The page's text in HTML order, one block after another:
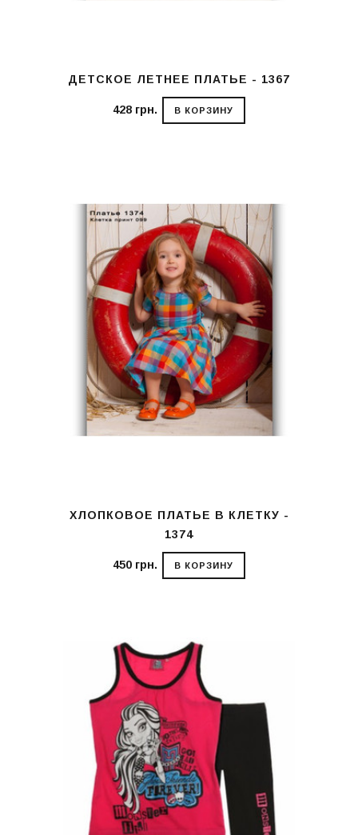
ДЕТСКОЕ ЛЕТНЕЕ ПЛАТЬЕ - 1367
428 грн. В КОРЗИНУ
ХЛОПКОВОЕ ПЛАТЬЕ В КЛЕТКУ -
1374
450 грн. В КОРЗИНУ